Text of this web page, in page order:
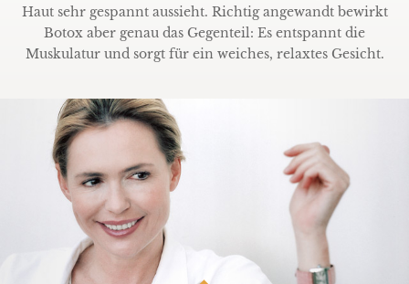
Haut sehr gespannt aussieht. Richtig angewandt bewirkt
Botox aber genau das Gegenteil: Es entspannt die
Muskulatur und sorgt für ein weiches, relaxtes Gesicht.